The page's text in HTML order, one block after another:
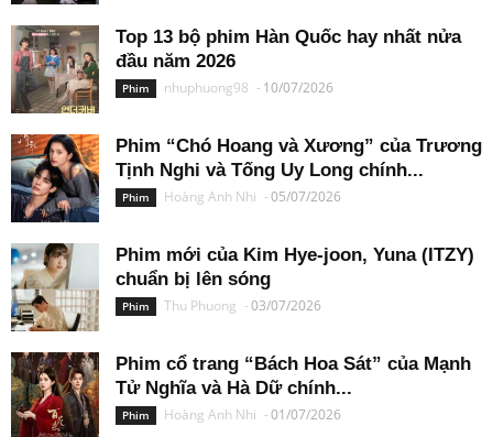
Top 13 bộ phim Hàn Quốc hay nhất nửa
đầu năm 2026
Phim nhuphuong98 - 10/07/2026
Phim “Chó Hoang và Xương” của Trương
Tịnh Nghi và Tống Uy Long chính...
Phim Hoàng Anh Nhi -05/07/2026
Phim mới của Kim Hye-joon, Yuna (ITZY)
chuẩn bị lên sóng
Phim Thu Phuong -03/07/2026
Phim cổ trang “Bách Hoa Sát” của Mạnh
Tử Nghĩa và Hà Dữ chính...
Phim Hoàng Anh Nhi -01/07/2026